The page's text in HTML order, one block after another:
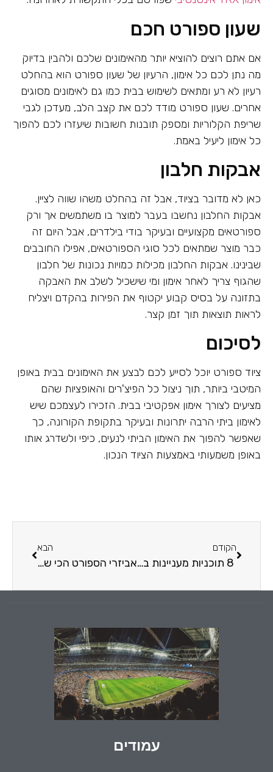
שעון ספורט חכם
אם אתם רוצים להוציא יותר מהאימונים שלכם ולהבין בדיוק
מה נתן לכם כל אימון, הרעיון של שעון ספורט הוא בהחלט
רעיון לא רע ומתאים לשימוש בבית כמו גם לאימונים מסוגים
אחרים. שעון ספורט מודד לכם את קצב הלב, מעדכן לגבי
שריפת הקלוריות ומספק תובנות חשובות שיעזרו לכם להפוך
כל אימון ליעיל באמת.
אבקות חלבון
כאן לא מדובר בציוד, אבל זה בהחלט משהו שווה לציין.
אבקות החלבון נחשבו בעבר למוצר בו משתמשים אך ורק
ספורטאים מקצועיים ובעיקר בודי בילדרים, אבל היום זה
כבר מוצר שמתאים לכל סוגי הספורטאים, אפילו החובבים
שבינינו. אבקות החלבון מכילות כמויות נכונות של חלבון
שהגוף צריך לאחר אימון ומי שישכיל לשלב את האבקה
בתזונה על בסיס קבוע יקטוף את הפירות בהקדם ויצליח
לראות תוצאות תוך זמן קצר.
לסיכום
ציוד ספורט יוכל לסייע לכם לבצע את האימונים בבית באופן
המיטבי ביותר, תוך ניצול כל הפיצ'רים והאופציות שהם
מציעים לצורך אימון אפקטיבי בבית. הזכירו לעצמכם שיש
לאימון ביתי הרבה יתרונות ובעיקר בתקופת הקורונה, כך
שאפשר להפוך את האימון הביתי לנעים, כיפי ולשדרג אותו
באופן משמעותי באמצעות הציוד הנכון.
הקודם
8 תוכניות מעניינות בגלגלצ להאזנה בזמן האימון
הבא
אביזרי הספורט הכי שווים שתוכלו להשיג באיביי
עמודים